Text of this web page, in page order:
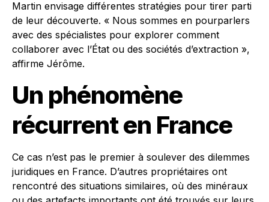
Martin envisage différentes stratégies pour tirer parti
de leur découverte. « Nous sommes en pourparlers
avec des spécialistes pour explorer comment
collaborer avec l’État ou des sociétés d’extraction »,
affirme Jérôme.
Un phénomène
récurrent en France
Ce cas n’est pas le premier à soulever des dilemmes
juridiques en France. D’autres propriétaires ont
rencontré des situations similaires, où des minéraux